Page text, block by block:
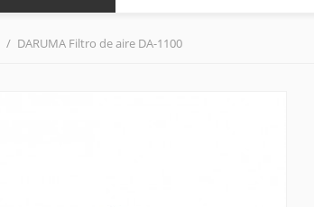
DARUMA Filtro de aire DA-1100